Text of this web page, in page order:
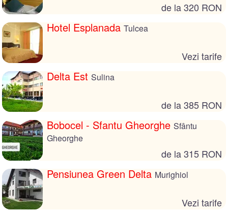
de la 320 RON
Hotel Esplanada Tulcea
Vezi tarife
Delta Est Sulina
de la 385 RON
Bobocel - Sfantu Gheorghe Sfântu
Gheorghe
de la 315 RON
Pensiunea Green Delta Murighiol
Vezi tarife